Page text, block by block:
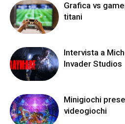
Grafica vs
titani
Intervista a
Invader Studios
Minigiochi
videogiochi